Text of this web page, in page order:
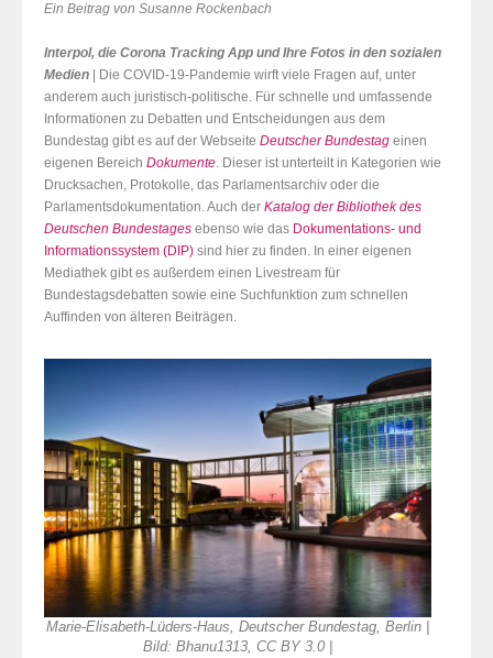
Ein Beitrag von Susanne Rockenbach
Interpol, die Corona Tracking App und Ihre Fotos in den sozialen
Medien | Die COVID-19-Pandemie wirft viele Fragen auf, unter
anderem auch juristisch-politische. Für schnelle und umfassende
Informationen zu Debatten und Entscheidungen aus dem
Bundestag gibt es auf der Webseite Deutscher Bundestag einen
eigenen Bereich Dokumente. Dieser ist unterteilt in Kategorien wie
Drucksachen, Protokolle, das Parlamentsarchiv oder die
Parlamentsdokumentation. Auch der Katalog der Bibliothek des
Deutschen Bundestages ebenso wie das Dokumentations- und
Informationssystem (DIP) sind hier zu finden. In einer eigenen
Mediathek gibt es außerdem einen Livestream für
Bundestagsdebatten sowie eine Suchfunktion zum schnellen
Auffinden von älteren Beiträgen.
Marie-Elisabeth-Lüders-Haus, Deutscher Bundestag, Berlin |
Bild: Bhanu1313, CC BY 3.0 |